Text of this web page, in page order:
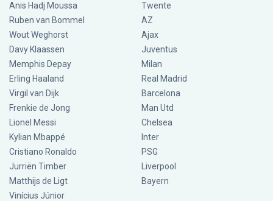
Anis Hadj Moussa
Ruben van Bommel
Wout Weghorst
Davy Klaassen
Memphis Depay
Erling Haaland
Virgil van Dijk
Frenkie de Jong
Lionel Messi
Kylian Mbappé
Cristiano Ronaldo
Jurriën Timber
Matthijs de Ligt
Vinícius Júnior
Twente
AZ
Ajax
Juventus
Milan
Real Madrid
Barcelona
Man Utd
Chelsea
Inter
PSG
Liverpool
Bayern